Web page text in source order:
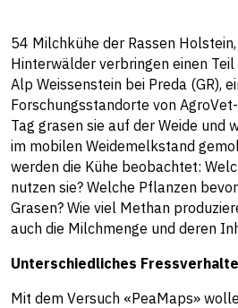
54 Milchkühe der Rassen
Hinterwälder verbringen einen
Alp Weissenstein bei Preda (GR),
Forschungsstandorte von
Tag grasen sie auf der Weide und
im mobilen Weidemelkstand
werden die Kühe beobachtet:
nutzen sie? Welche Pflanzen
Grasen? Wie viel Methan
auch die Milchmenge und deren
Unterschiedliches
Mit dem Versuch «PeaMaps»